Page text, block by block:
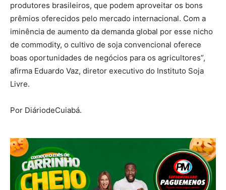
produtores brasileiros, que podem aproveitar os bons
prêmios oferecidos pelo mercado internacional. Com a
iminência de aumento da demanda global por esse nicho
de commodity, o cultivo de soja convencional oferece
boas oportunidades de negócios para os agricultores”,
afirma Eduardo Vaz, diretor executivo do Instituto Soja
Livre.
Por DiáriodeCuiabá.